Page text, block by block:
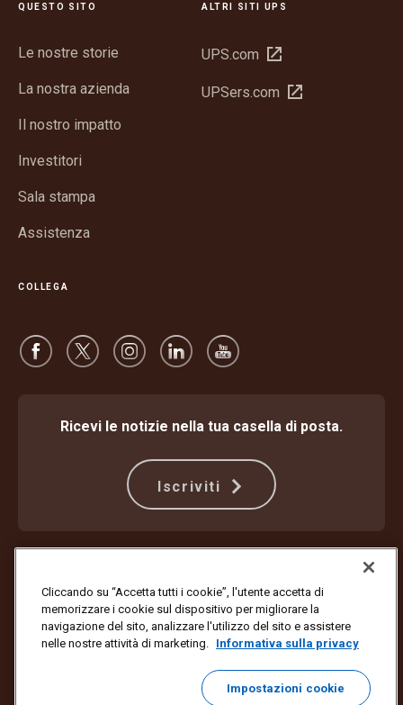
QUESTO SITO
Le nostre storie
La nostra azienda
Il nostro impatto
Investitori
Sala stampa
Assistenza
ALTRI SITI UPS
UPS.com Apri
una
UPSers.com Apri
COLLEGA
Ricevi le notizie nella tua casella di posta.
Iscriviti
Impostazioni dei cookie
Copyright ©1994-2026 United Parcel Service of America, Inc. Tutti i
diritti riservati. Non vuoi più ricevere aggiornamenti via email?
Annulla l'iscrizione qui
Per aggiornare tutte le preferenze email o annullare l'iscrizione alle
Cliccando su “Accetta tutti i cookie”, l'utente accetta di
memorizzare i cookie sul dispositivo per migliorare la
navigazione del sito, analizzare l'utilizzo del sito e assistere
nelle nostre attività di marketing. Informativa sulla privacy
Impostazioni cookie